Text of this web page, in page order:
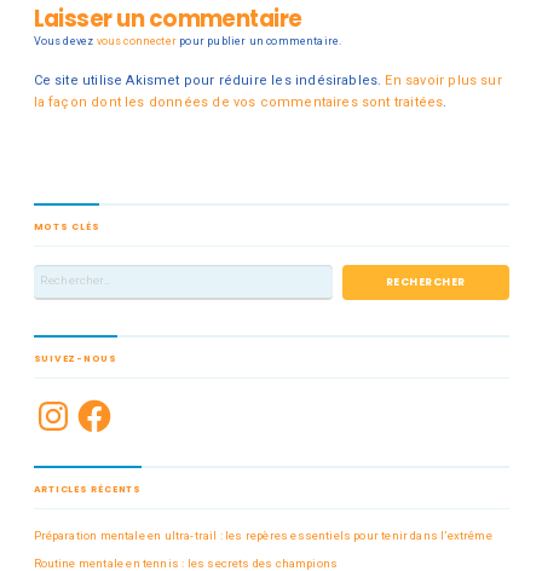
performance. Pour
obtenir ce label, le coach
mettant en avant ses
formations,…
Laisser un commentaire
Vous devez vous connecterpour publier un commentaire.
Ce site utilise Akismet pour réduire les indésirables. En savoir plus sur
la façon dont les données de vos commentaires sont traitées.
MOTS CLÉS
SUIVEZ-NOUS
ARTICLES RÉCENTS
Préparation mentale en ultra-trail : les repères essentiels pour tenir dans l’extrême
Routine mentale en tennis : les secrets des champions